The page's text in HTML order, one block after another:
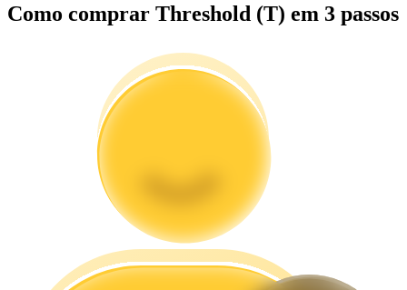
Guia para iniciantes em futuros
Como comprar Threshold (T) em 3 passos